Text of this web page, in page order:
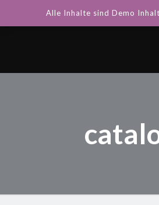
Alle Inhalte sind Demo